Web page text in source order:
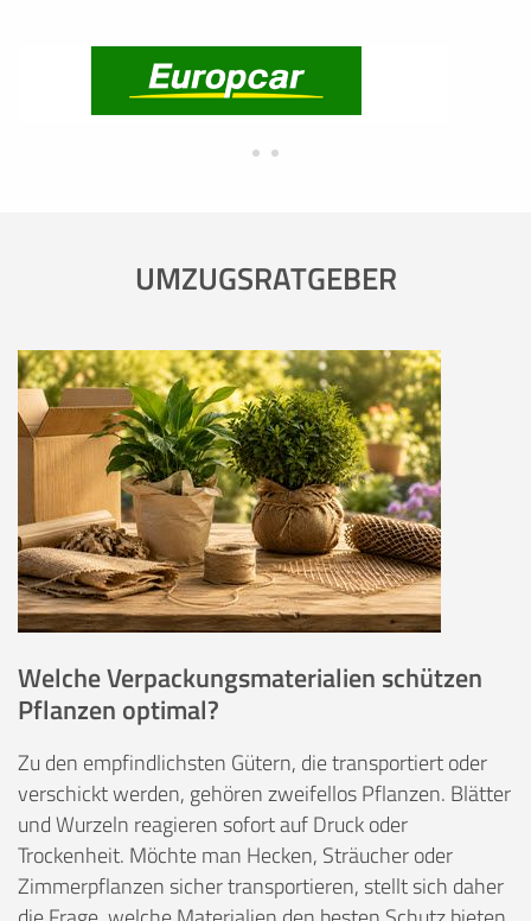
UMZUGSRATGEBER
Welche Verpackungsmaterialien schützen
Pflanzen optimal?
Zu den empfindlichsten Gütern, die transportiert oder
verschickt werden, gehören zweifellos Pflanzen. Blätter
und Wurzeln reagieren sofort auf Druck oder
Trockenheit. Möchte man Hecken, Sträucher oder
Zimmerpflanzen sicher transportieren, stellt sich daher